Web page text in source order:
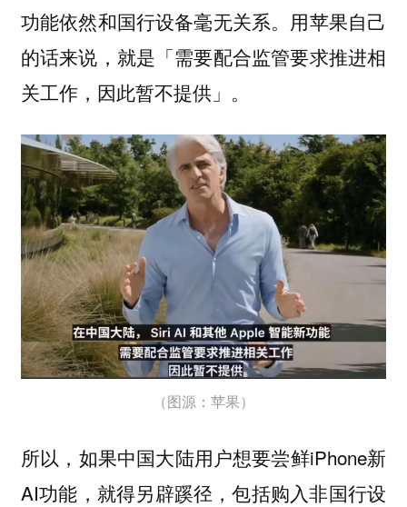
功能依然和国行设备毫无关系。用苹果自己
的话来说，就是「需要配合监管要求推进相
关工作，因此暂不提供」。
（图源：苹果）
所以，如果中国大陆用户想要尝鲜iPhone新
AI功能，就得另辟蹊径，包括购入非国行设